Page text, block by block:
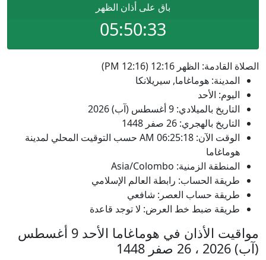
باق على أذان الظهر
05:50:33
الصلاة القادمة: الظهر 12:16 (12:16 PM)
المدينة: هوماغاما, سيريلانكا
اليوم: الأحد
التاريخ بالميلادي: 9 أغسطس (آب) 2026
التاريخ بالهجري: 26 صفر 1448
الوقت الآن: 06:25:18
AM حسب التوقيت المحلي لمدينة
هوماغاما
المنطقة الزمنية: Asia/Colombo
طريقة الحساب: رابطة العالم الإسلامي
طريقة حساب العصر: شافعي
طريقة ضبط خط العرض: لا توجد قاعدة
مواقيت الأذان في هوماغاما الأحد 9 أغسطس
(آب) 2026 ، 26 صفر 1448